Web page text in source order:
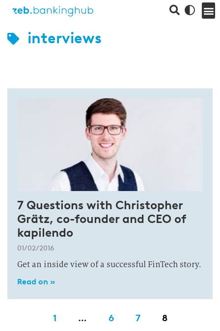
interviews
7 Questions with Christopher
Grätz, co-founder and CEO of
kapilendo
01/02/2016
Get an inside view of a successful FinTech story.
Read on »
1 … 6 7 8